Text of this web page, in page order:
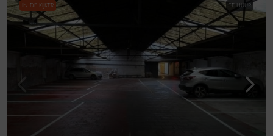
IN DE KIJKER TE HUUR